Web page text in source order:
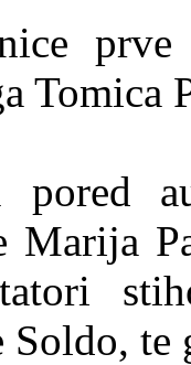
prve
Tomica
Marija